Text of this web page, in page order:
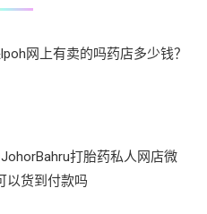
网上有卖的吗药店多少钱？
打胎药私人网店微
以货到付款吗